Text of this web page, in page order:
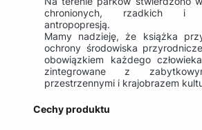
chronionych, rzadkich i
antropopresją.
Mamy nadzieję, że książka
ochrony środowiska
obowiązkiem każdego
zintegrowane z
przestrzennymi i krajobrazem
Cechy produktu